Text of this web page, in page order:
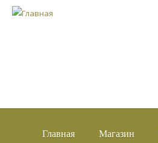
Главная Магазин